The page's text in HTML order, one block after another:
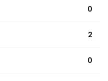
0
2
0